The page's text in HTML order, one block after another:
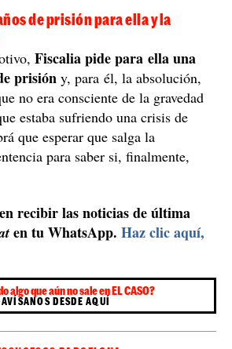
de prisión para ella y la
Fiscalia pide para ella una
prisión y, para él, la absolución,
no era consciente de la gravedad
estaba sufriendo una crisis de
que esperar que salga la
para saber si, finalmente,
recibir las noticias de última
en tu WhatsApp. Haz clic aquí,
algo que aún no sale en EL CASO?
AVÍSANOS DESDE AQUÍ